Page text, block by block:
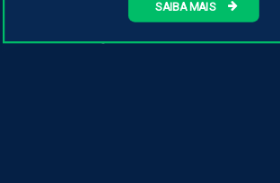
vigente na data cabendo verificá-la
SAIBA MAIS